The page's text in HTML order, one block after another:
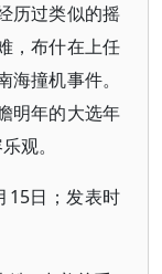
历过类似的摇
，布什在上任
撞机事件。
明年的大选年
观。
15日；发表时